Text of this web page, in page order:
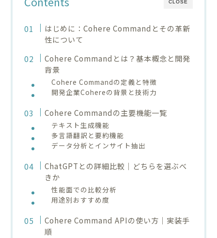
CLOSE
はじめに：Cohere Commandとその革新
性について
Cohere Commandとは？基本概念と開発
背景
Cohere Commandの定義と特徴
開発企業Cohereの背景と技術力
Cohere Commandの主要機能一覧
テキスト生成機能
多言語翻訳と要約機能
データ分析とインサイト抽出
ChatGPTとの詳細比較｜どちらを選ぶべ
きか
性能面での比較分析
用途別おすすめ度
Cohere Command APIの使い方｜実装手
順